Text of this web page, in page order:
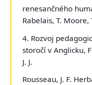
renesančného
Rabelais, T. Moore,
4. Rozvoj
storočí v Anglicku,
J. J.
Rousseau, J. F.